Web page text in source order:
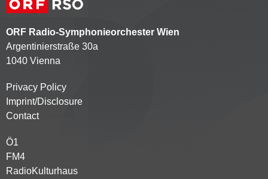
ORF Radio-Symphonieorchester Wien
Argentinierstraße 30a
1040 Vienna
Kontaktmenü
Privacy Policy
Imprint/Disclosure
Contact
Partnersender
Ö1
FM4
RadioKulturhaus